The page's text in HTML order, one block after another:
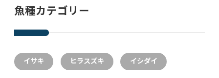
魚種カテゴリー
イサキ ヒラスズキ イシダイ